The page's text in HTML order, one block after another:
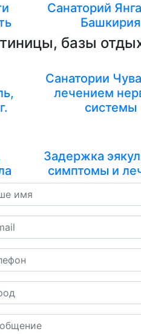
Санаторий
Башкирия
базы
Санатории
лечением
системы
Задержка
симптомы и